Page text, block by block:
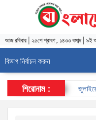
আজরবিবার ২৫শে শ্রাবণ, ১৪৩৩ বঙ্গাব্দ| ৯ই
বিভাগ নির্বাচন করুন
শিরোনাম :